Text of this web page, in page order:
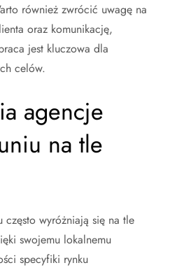
również zwrócić uwagę na
oraz komunikację,
jest kluczowa dla
celów.
agencje
na tle
często wyróżniają się na tle
swojemu lokalnemu
specyfiki rynku